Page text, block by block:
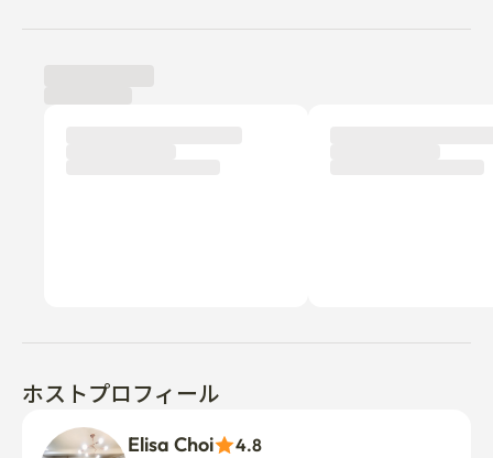
ホストプロフィール
Elisa Choi 4.8